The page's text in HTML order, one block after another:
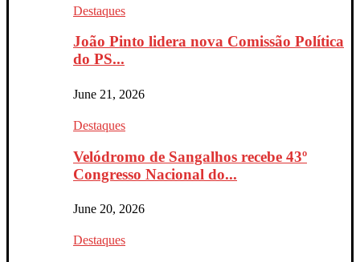
Destaques
João Pinto lidera nova Comissão Política
do PS...
June 21, 2026
Destaques
Velódromo de Sangalhos recebe 43º
Congresso Nacional do...
June 20, 2026
Destaques